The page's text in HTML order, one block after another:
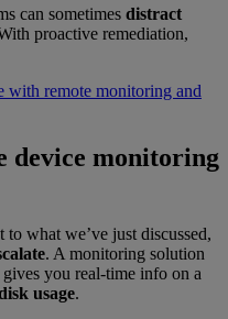
can sometimes distract
proactive remediation,
with remote monitoring and
device monitoring
to what we’ve just discussed,
. A monitoring solution
gives you real-time info on a
usage.